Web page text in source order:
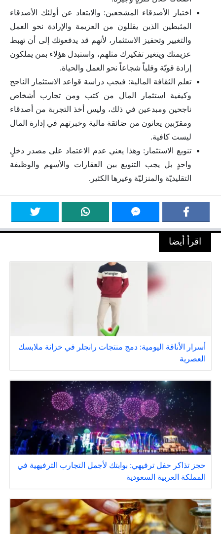
اختيار الأصدقاء المشجعين: والابتعاد عن أولئك الأصدقاء
المثبطين الذين يقللون من العزيمة والإرادة نحو العمل
والتغيير وتحفيز الاستثمار، لأنهم قد يدفعونك إلى أن تهبط
عزيمتك ويتغير تفكيرك مثلهم، واستبدل هؤلاء بمن يملكون
إرادة قويّة وقلباً شجاعاً نحو العمل والحياة.
تعلم الثقافة المالية: فيجب دراسة قواعد الاستثمار الناجح
وكيفية استثمار المال من كتب ومن تجارب أشخاص
ناجحين ومبدعين في ذلك، وليس أخذ التجربة من أصدقاء
ومقرّبين يعانون من ضائقة مالية وخبرتهم في إدارة المال
ليست كافية.
تنويع الاستثمار: وهذا يعني عدم الاعتماد على مصدر دخلٍ
واحدٍ بل يجب التنويع بين العقارات والأسهم والوظيفة
التقليديّة والمنزليّة وغيرها الكثير.
اقرأ أيضا
أسرار الأناقة اليومية: دمج منتجات رانجلر في خزانة ملابسك
العصرية
حجز تذاكر حفل ترفيهي: بوابتك لأجمل التجارب الترفيهية في
المملكة العربية السعودية